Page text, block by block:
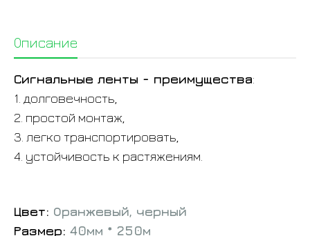
Описание
Сигнальные ленты - преимущества:
1. долговечность,
2. простой монтаж,
3. легко транспортировать,
4. устойчивость к растяжениям.
Цвет: Оранжевый, черный
Размер: 40мм * 250м